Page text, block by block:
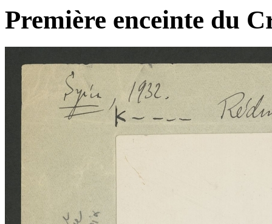
Première enceinte du